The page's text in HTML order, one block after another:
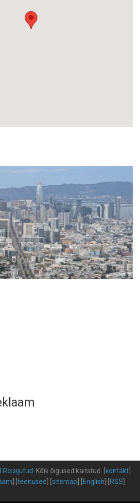
Reisijutud Kõik õigused kaitstud kontakt
teenused sitemap English RSS